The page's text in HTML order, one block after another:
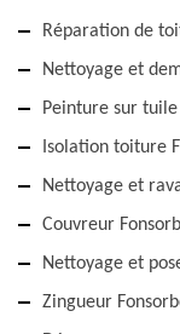
Réparation de
Nettoyage et
Peinture sur tuile
Isolation toiture
Nettoyage et
Couvreur
Nettoyage et
Zingueur